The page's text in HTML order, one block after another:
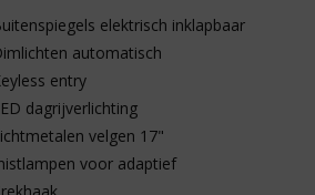
elektrisch inklapbaar
automatisch
entry
dagrijverlichting
velgen 17"
voor adaptief